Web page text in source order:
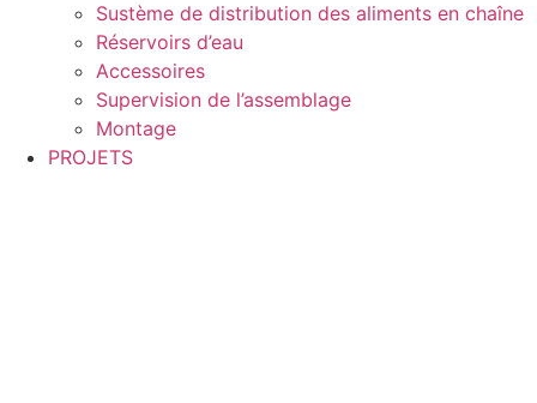
Sustème de distribution des aliments en chaîne
Réservoirs d’eau
Accessoires
Supervision de l’assemblage
Montage
PROJETS